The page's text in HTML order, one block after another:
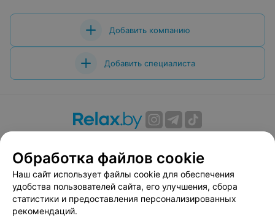
Добавить компанию
Добавить специалиста
Вакансии
Публичный договор
Способы оплаты
Публичный договор по использованию сервиса
«Афиша»
Пользовательское соглашение
Обработка файлов cookie
Наш сайт использует файлы cookie для обеспечения
удобства пользователей сайта, его улучшения, сбора
статистики и предоставления персонализированных
рекомендаций.